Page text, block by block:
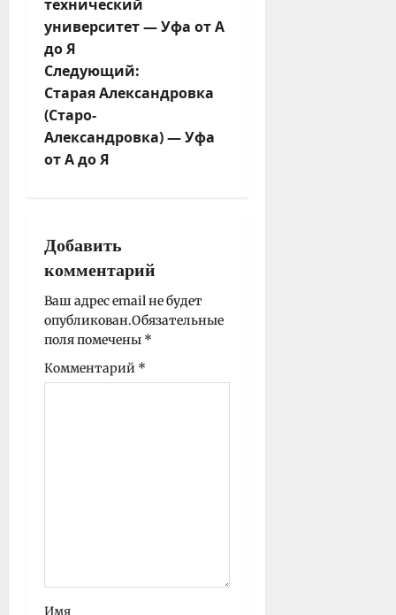
г
а
ц
и
я
з
а
п
и
технический
университет — Уфа от А
до Я
Следующий:
Старая Александровка
(Старо-
Александровка) — Уфа
от А до Я
Добавить
комментарий
Ваш адрес email не будет
опубликован.Обязательные
поля помечены *
Комментарий *
Имя